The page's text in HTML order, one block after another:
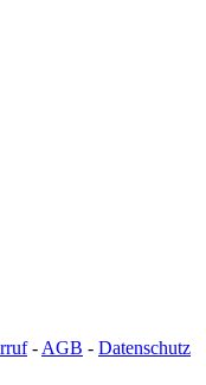
- AGB - Datenschutz